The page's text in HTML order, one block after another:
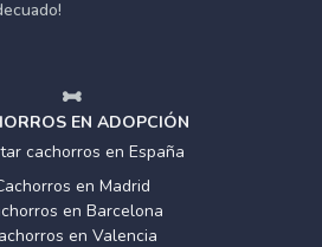
EN ADOPCIÓN
cachorros en España
en Madrid
en Barcelona
en Valencia